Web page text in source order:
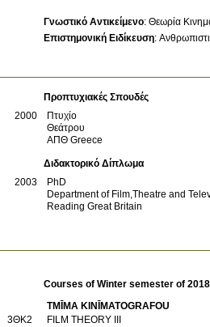
Γνωστικό Αντικείμενο: Θεωρία
Επιστημονική Ειδίκευση:
Προπτυχιακές Σπουδές
2000
Πτυχίο
Θεάτρου
ΑΠΘ Greece
Διδακτορικό Δίπλωμα
2003
PhD
Department of Film,Theatre and
Reading Great Britain
Courses of Winter semester of
TMĪMA KINĪMATOGRAFOU
3ΘΚ2
FILM THEORY III